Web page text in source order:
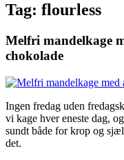
Tag: flourless
Melfri mandelkage
chokolade
Ingen fredag uden
vi kage hver eneste dag,
sundt både for krop og
det.